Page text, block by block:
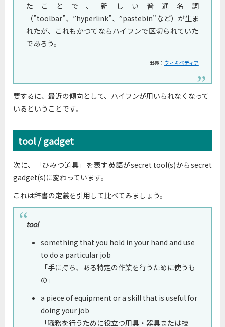
たことで、新しい普通名詞
（”toolbar”、”hyperlink”、”pastebin”など）が生ま
れたが、これもかつてならハイフンで区切られていた
であろう。
出典： ウィキペディア
要するに、最近の傾向として、ハイフンが用いられなくなって
いるということです。
tool / gadget
次に、「ひみつ道具」を表す英語がsecret tool(s)からsecret
gadget(s)に変わっています。
これは辞書の定義を引用して比べてみましょう。
tool
something that you hold in your hand and use
to do a particular job
「手に持ち、ある特定の作業を行うために使うも
の」
a piece of equipment or a skill that is useful for
doing your job
「職務を行うために役立つ用具・器具または技